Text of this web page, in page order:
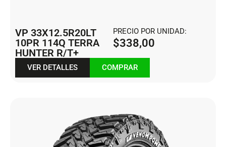
VP 33X12.5R20LT
10PR 114Q TERRA
HUNTER R/T+
PRECIO POR UNIDAD:
$338,00
VER DETALLES COMPRAR